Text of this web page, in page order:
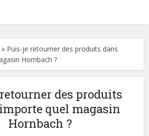
» Puis-je retourner des produits dans
Hornbach ?
des produits
quel magasin
Hornbach ?